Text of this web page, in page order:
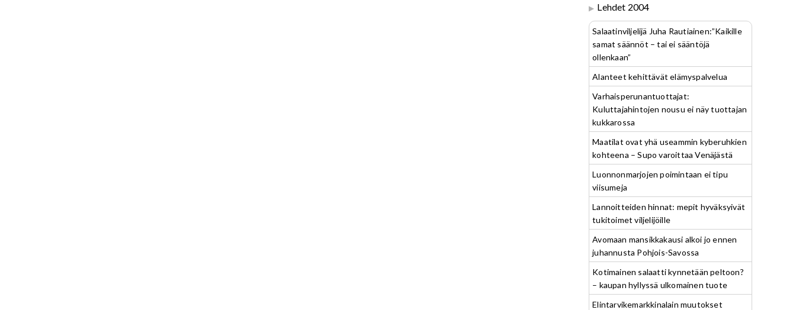
Lehdet 2004
Salaatinviljelijä Juha Rautiainen:”Kaikille
samat säännöt – tai ei sääntöjä
ollenkaan”
Alanteet kehittävät elämyspalvelua
Varhaisperunantuottajat:
Kuluttajahintojen nousu ei näy tuottajan
kukkarossa
Maatilat ovat yhä useammin kyberuhkien
kohteena – Supo varoittaa Venäjästä
Luonnonmarjojen poimintaan ei tipu
viisumeja
Lannoitteiden hinnat: mepit hyväksyivät
tukitoimet viljelijöille
Avomaan mansikkakausi alkoi jo ennen
juhannusta Pohjois-Savossa
Kotimainen salaatti kynnetään peltoon?
– kaupan hyllyssä ulkomainen tuote
Elintarvikemarkkinalain muutokset